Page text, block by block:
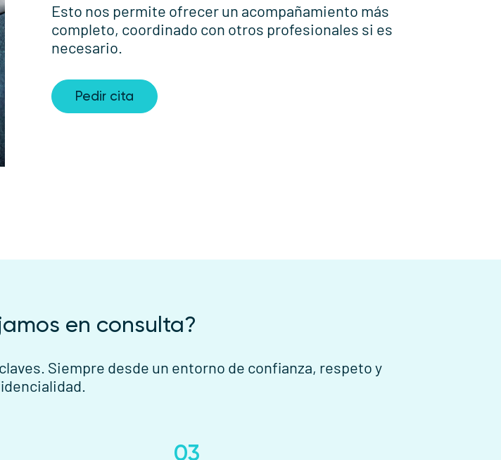
Esto nos permite ofrecer un acompañamiento más
completo, coordinado con otros profesionales si es
necesario.
Pedir cita
en consulta?
Siempre desde un entorno de confianza, respeto y
03